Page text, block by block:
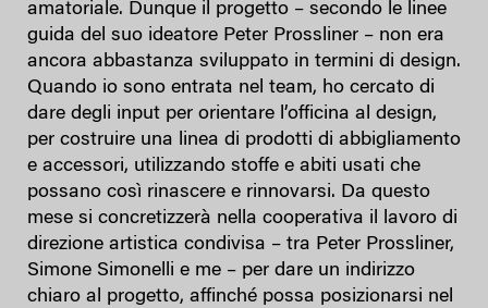
amatoriale. Dunque il progetto – secondo le linee
guida del suo ideatore Peter Prossliner – non era
ancora abbastanza sviluppato in termini di design.
Quando io sono entrata nel team, ho cercato di
dare degli input per orientare l’officina al design,
per costruire una linea di prodotti di abbigliamento
e accessori, utilizzando stoffe e abiti usati che
possano così rinascere e rinnovarsi. Da questo
mese si concretizzerà nella cooperativa il lavoro di
direzione artistica condivisa – tra Peter Prossliner,
Simone Simonelli e me – per dare un indirizzo
chiaro al progetto, affinché possa posizionarsi nel